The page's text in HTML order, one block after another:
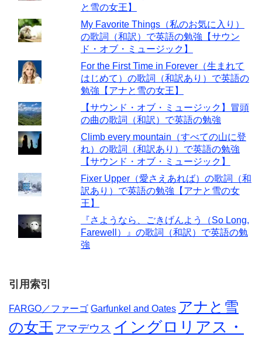
と雪の女王】
My Favorite Things（私のお気に入り）
の歌詞（和訳）で英語の勉強【サウン
ド・オブ・ミュージック】
For the First Time in Forever（生まれて
はじめて）の歌詞（和訳あり）で英語の
勉強【アナと雪の女王】
【サウンド・オブ・ミュージック】冒頭
の曲の歌詞（和訳）で英語の勉強
Climb every mountain（すべての山に登
れ）の歌詞（和訳あり）で英語の勉強
【サウンド・オブ・ミュージック】
Fixer Upper（愛さえあれば）の歌詞（和
訳あり）で英語の勉強【アナと雪の女
王】
『さようなら、ごきげんよう（So Long,
Farewell）』の歌詞（和訳）で英語の勉
強
引用索引
FARGO／ファーゴ Garfunkel and Oates アナと雪
の女王 アマデウス イングロリアス・